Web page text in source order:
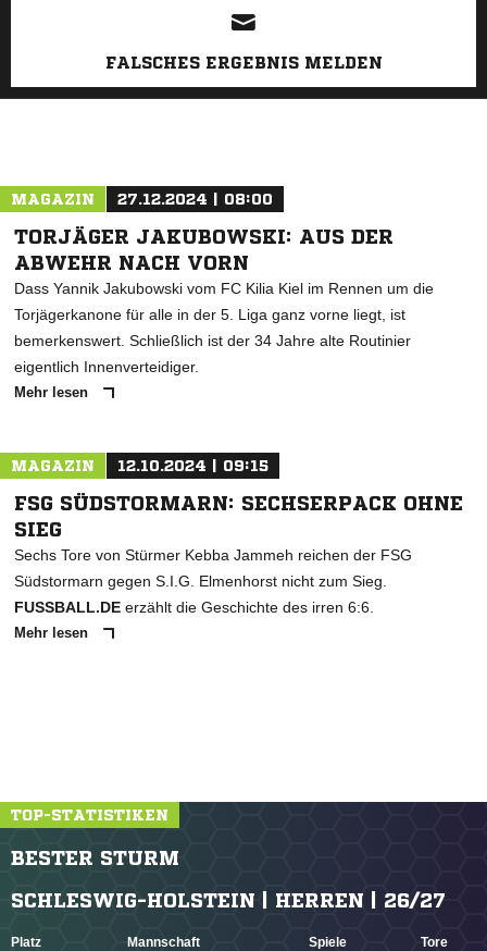
FALSCHES ERGEBNIS MELDEN
MAGAZIN 27.12.2024 | 08:00
TORJÄGER JAKUBOWSKI: AUS DER
ABWEHR NACH VORN
Dass Yannik Jakubowski vom FC Kilia Kiel im Rennen um die
Torjägerkanone für alle in der 5. Liga ganz vorne liegt, ist
bemerkenswert. Schließlich ist der 34 Jahre alte Routinier
eigentlich Innenverteidiger.
Mehr lesen
MAGAZIN 12.10.2024 | 09:15
FSG SÜDSTORMARN: SECHSERPACK OHNE
SIEG
Sechs Tore von Stürmer Kebba Jammeh reichen der FSG
Südstormarn gegen S.I.G. Elmenhorst nicht zum Sieg.
FUSSBALL.DE erzählt die Geschichte des irren 6:6.
Mehr lesen
TOP-STATISTIKEN
BESTER STURM
SCHLESWIG-HOLSTEIN | HERREN | 26/27
Platz Mannschaft Spiele Tore